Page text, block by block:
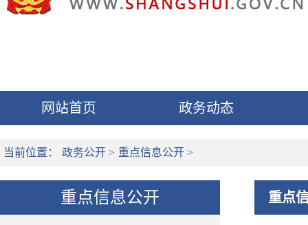
网站首页 政务动态
当前位置： 政务公开 > 重点信息公开 >
重点信息公开 重点